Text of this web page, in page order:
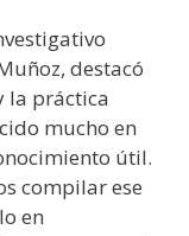
destacó
la práctica
mucho en
útil.
compilar ese
en